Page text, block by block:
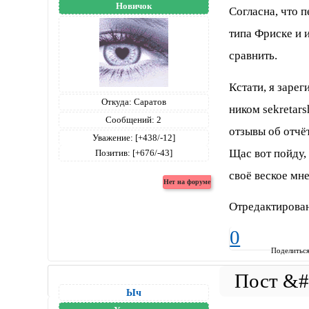
Новичок
Откуда: Саратов
Сообщений: 2
Уважение: [+438/-12]
Позитив: [+676/-43]
Согласна, что
типа Фриске и
сравнить.
Кстати, я
ником
отзывы об
Щас вот пойду,
своё веское
0
Ыч